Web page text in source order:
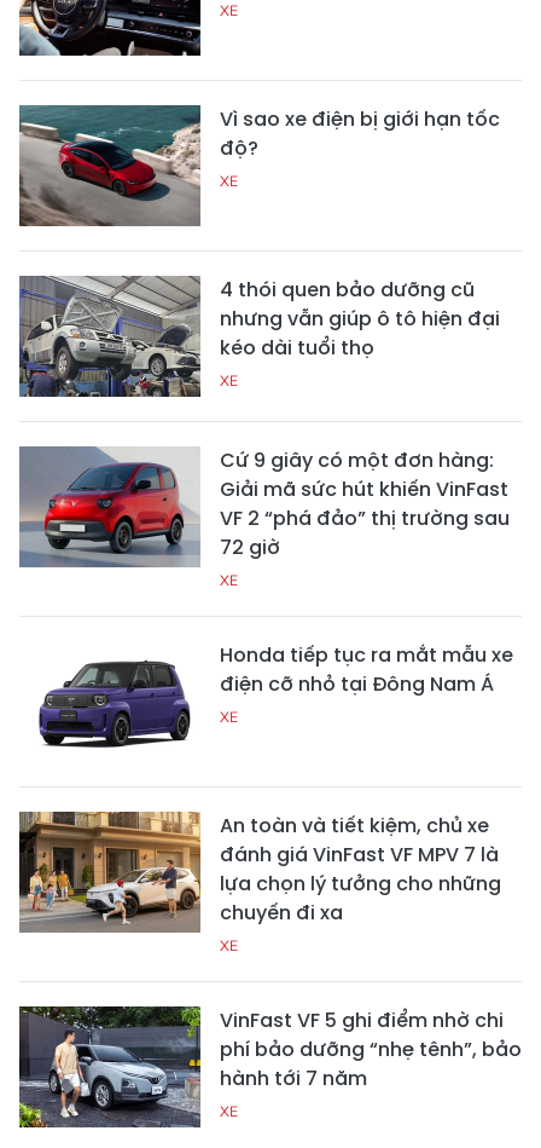
XE
Vì sao xe điện bị giới hạn tốc
độ?
XE
4 thói quen bảo dưỡng cũ
nhưng vẫn giúp ô tô hiện đại
kéo dài tuổi thọ
XE
Cứ 9 giây có một đơn hàng:
Giải mã sức hút khiến VinFast
VF 2 “phá đảo” thị trường sau
72 giờ
XE
Honda tiếp tục ra mắt mẫu xe
điện cỡ nhỏ tại Đông Nam Á
XE
An toàn và tiết kiệm, chủ xe
đánh giá VinFast VF MPV 7 là
lựa chọn lý tưởng cho những
chuyến đi xa
XE
VinFast VF 5 ghi điểm nhờ chi
phí bảo dưỡng “nhẹ tênh”, bảo
hành tới 7 năm
XE